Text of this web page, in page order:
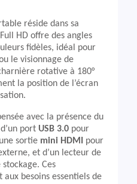
réside dans sa
Full HD offre des angles
fidèles, idéal pour
le visionnage de
rotative à 180°
la position de l’écran
avec la présence du
port USB 3.0 pour
sortie mini HDMI
pour
et d’un lecteur de
Ces
besoins essentiels de